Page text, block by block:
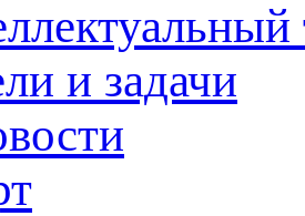
и задачи